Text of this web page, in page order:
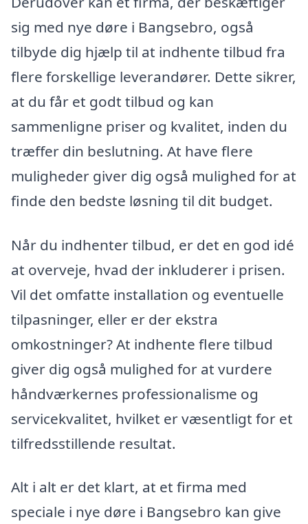
sig med nye døre i Bangsebro, også
tilbyde dig hjælp til at indhente tilbud fra
flere forskellige leverandører. Dette sikrer,
at du får et godt tilbud og kan
sammenligne priser og kvalitet, inden du
træffer din beslutning. At have flere
muligheder giver dig også mulighed for at
finde den bedste løsning til dit budget.
Når du indhenter tilbud, er det en god idé
at overveje, hvad der inkluderer i prisen.
Vil det omfatte installation og eventuelle
tilpasninger, eller er der ekstra
omkostninger? At indhente flere tilbud
giver dig også mulighed for at vurdere
håndværkernes professionalisme og
servicekvalitet, hvilket er væsentligt for et
tilfredsstillende resultat.
Alt i alt er det klart, at et firma med
speciale i nye døre i Bangsebro kan give